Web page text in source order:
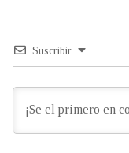
Suscribir